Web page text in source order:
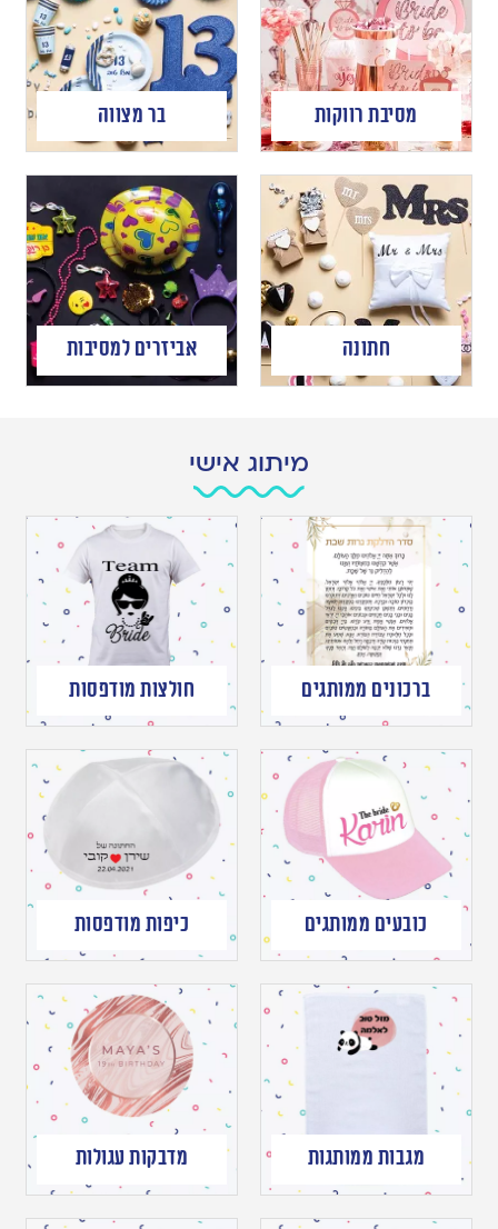
מסיבת רווקות בר מצווה
חתונה אביזרים למסיבות
מיתוג אישי
ברכונים ממותגים חולצות מודפסות
כובעים ממותגים כיפות מודפסות
מגבות ממותגות מדבקות עגולות